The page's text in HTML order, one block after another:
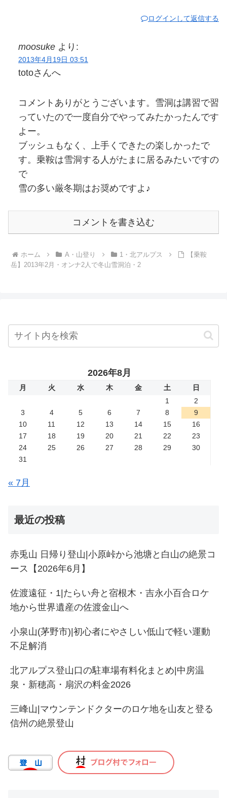
ログインして返信する
moosuke より:
2013年4月19日 03:51
totoさんへ
コメントありがとうございます。雪洞は講習で習
っていたので一度自分でやってみたかったんです
よー。
ブッシュもなく、上手くできたの楽しかったで
す。乗鞍は雪洞する人がたまに居るみたいですの
で
雪の多い厳冬期はお奨めですよ♪
コメントを書き込む
ホーム A・山登り 1・北アルプス
【乗鞍
岳】2013年2月・オンナ2人で冬山雪洞泊・2
2026年8月
月 火 水 木 金 土
日
1
2
3
4 5 6 7 8
9
10
11 12 13 14 15
16
17
18 19 20 21 22
23
24
25 26 27 28 29
30
31
« 7月
最近の投稿
赤兎山 日帰り登山|小原峠から池塘と白山の絶景コ
ース【2026年6月】
佐渡遠征・1|たらい舟と宿根木・吉永小百合ロケ
地から世界遺産の佐渡金山へ
小泉山(茅野市)|初心者にやさしい低山で軽い運動
不足解消
北アルプス登山口の駐車場有料化まとめ|中房温
泉・新穂高・扇沢の料金2026
三峰山|マウンテンドクターのロケ地を山友と登る
信州の絶景登山